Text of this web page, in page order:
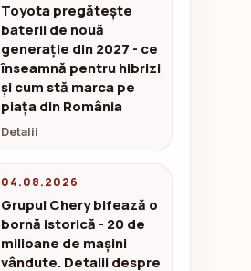
Toyota pregătește
baterii de nouă
generație din 2027 - ce
înseamnă pentru hibrizi
și cum stă marca pe
piața din România
Detalii
04.08.2026
Grupul Chery bifează o
bornă istorică - 20 de
milioane de mașini
vândute. Detalii despre